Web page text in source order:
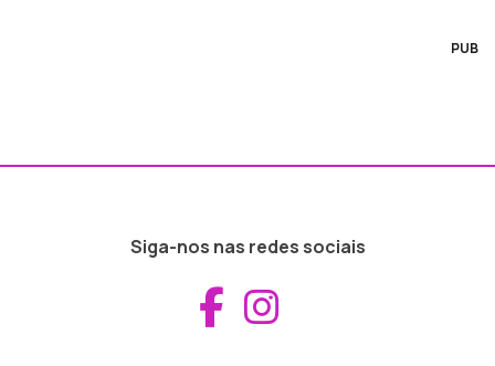
PUB
Siga-nos nas redes sociais
Aceder ao